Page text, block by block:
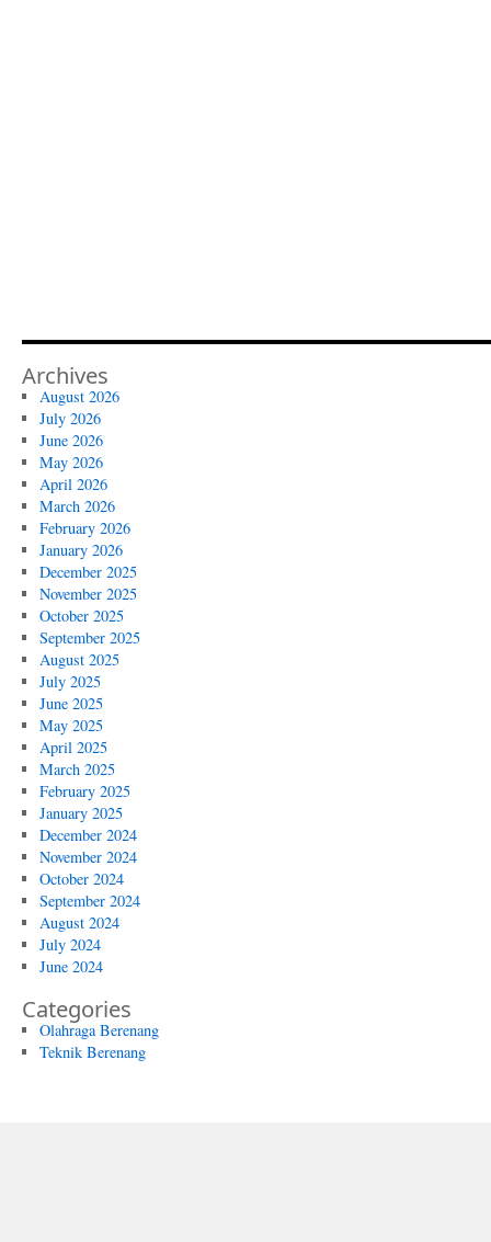
Archives
August 2026
July 2026
June 2026
May 2026
April 2026
March 2026
February 2026
January 2026
December 2025
November 2025
October 2025
September 2025
August 2025
July 2025
June 2025
May 2025
April 2025
March 2025
February 2025
January 2025
December 2024
November 2024
October 2024
September 2024
August 2024
July 2024
June 2024
Categories
Olahraga Berenang
Teknik Berenang